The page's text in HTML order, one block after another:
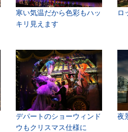
寒い気温だから色彩もハッ
キリ見えます
ロ
デパートのショーウィンド
ウもクリスマス仕様に
夜